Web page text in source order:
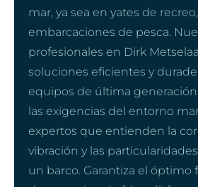
mar, ya sea en yates de
embarcaciones de pesca.
profesionales en Dirk
soluciones eficientes y
equipos de última generación
las exigencias del entorno
expertos que entienden la
vibración y las
un barco. Garantiza el